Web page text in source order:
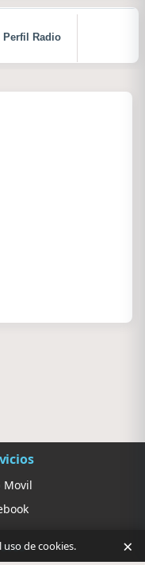
Perfil Radio
Movil
uso de cookies. ×